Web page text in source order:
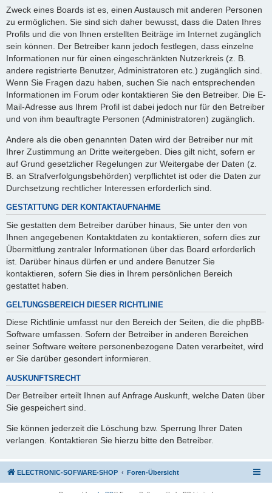
Zweck eines Boards ist es, einen Austausch mit anderen Personen
zu ermöglichen. Sie sind sich daher bewusst, dass die Daten Ihres
Profils und die von Ihnen erstellten Beiträge im Internet zugänglich
sein können. Der Betreiber kann jedoch festlegen, dass einzelne
Informationen nur für einen eingeschränkten Nutzerkreis (z. B.
andere registrierte Benutzer, Administratoren etc.) zugänglich sind.
Wenn Sie Fragen dazu haben, suchen Sie nach entsprechenden
Informationen im Forum oder kontaktieren Sie den Betreiber. Die E-
Mail-Adresse aus Ihrem Profil ist dabei jedoch nur für den Betreiber
und von ihm beauftragte Personen (Administratoren) zugänglich.
Andere als die oben genannten Daten wird der Betreiber nur mit
Ihrer Zustimmung an Dritte weitergeben. Dies gilt nicht, sofern er
auf Grund gesetzlicher Regelungen zur Weitergabe der Daten (z.
B. an Strafverfolgungsbehörden) verpflichtet ist oder die Daten zur
Durchsetzung rechtlicher Interessen erforderlich sind.
GESTATTUNG DER KONTAKTAUFNAHME
Sie gestatten dem Betreiber darüber hinaus, Sie unter den von
Ihnen angegebenen Kontaktdaten zu kontaktieren, sofern dies zur
Übermittlung zentraler Informationen über das Board erforderlich
ist. Darüber hinaus dürfen er und andere Benutzer Sie
kontaktieren, sofern Sie dies in Ihrem persönlichen Bereich
gestattet haben.
GELTUNGSBEREICH DIESER RICHTLINIE
Diese Richtlinie umfasst nur den Bereich der Seiten, die die phpBB-
Software umfassen. Sofern der Betreiber in anderen Bereichen
seiner Software weitere personenbezogene Daten verarbeitet, wird
er Sie darüber gesondert informieren.
AUSKUNFTSRECHT
Der Betreiber erteilt Ihnen auf Anfrage Auskunft, welche Daten über
Sie gespeichert sind.
Sie können jederzeit die Löschung bzw. Sperrung Ihrer Daten
verlangen. Kontaktieren Sie hierzu bitte den Betreiber.
ELECTRONIC-SOFWARE-SHOP Foren-Übersicht